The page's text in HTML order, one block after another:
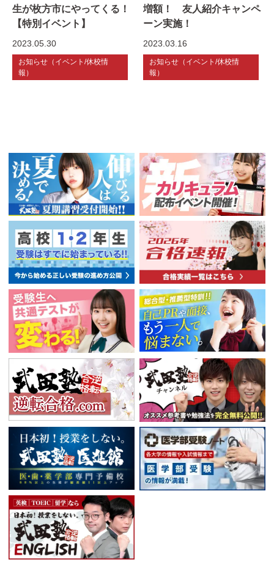
生が枚方市にやってくる！
【特別イベント】
2023.05.30
お知らせ（イベント/休校情
報）
増額！ 友人紹介キャンペ
ーン実施！
2023.03.16
お知らせ（イベント/休校情
報）